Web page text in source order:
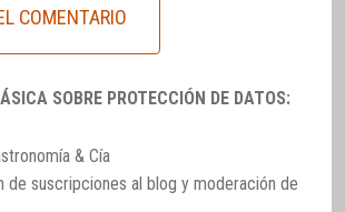
SOBRE PROTECCIÓN DE DATOS:
& Cía
de suscripciones al blog y moderación de